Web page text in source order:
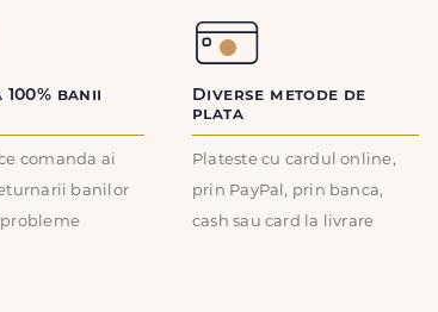
banii
comanda ai
banilor
Diverse metode de
plata
Plateste cu cardul online,
prin PayPal, prin banca,
cash sau card la livrare